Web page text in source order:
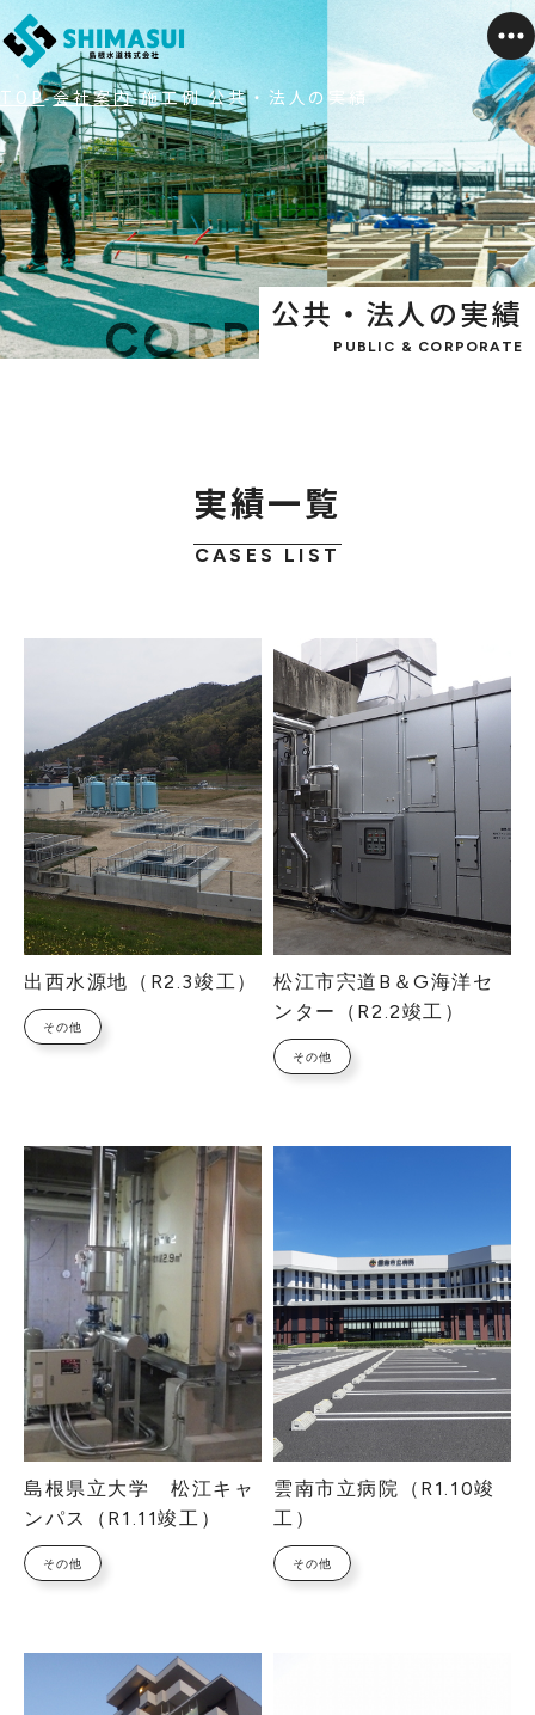
TOP 会社案内 施工例 公共・法人の実績
公共・法人の実績
PUBLIC & CORPORATE
実績一覧
CASES LIST
出西水源地（R2.3竣工）
その他
松江市宍道B＆G海洋セ
ンター（R2.2竣工）
その他
島根県立大学 松江キャ
ンパス（R1.11竣工）
その他
雲南市立病院（R1.10竣
工）
その他